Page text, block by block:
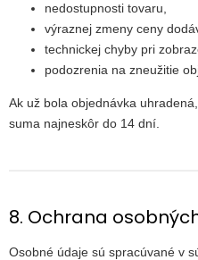
nedostupnosti tovaru,
výraznej zmeny ceny
technickej chyby pri
podozrenia na zneužitie
Ak už bola objednávka
suma najneskôr do 14 dní.
8. Ochrana
Osobné údaje sú spracúvané v